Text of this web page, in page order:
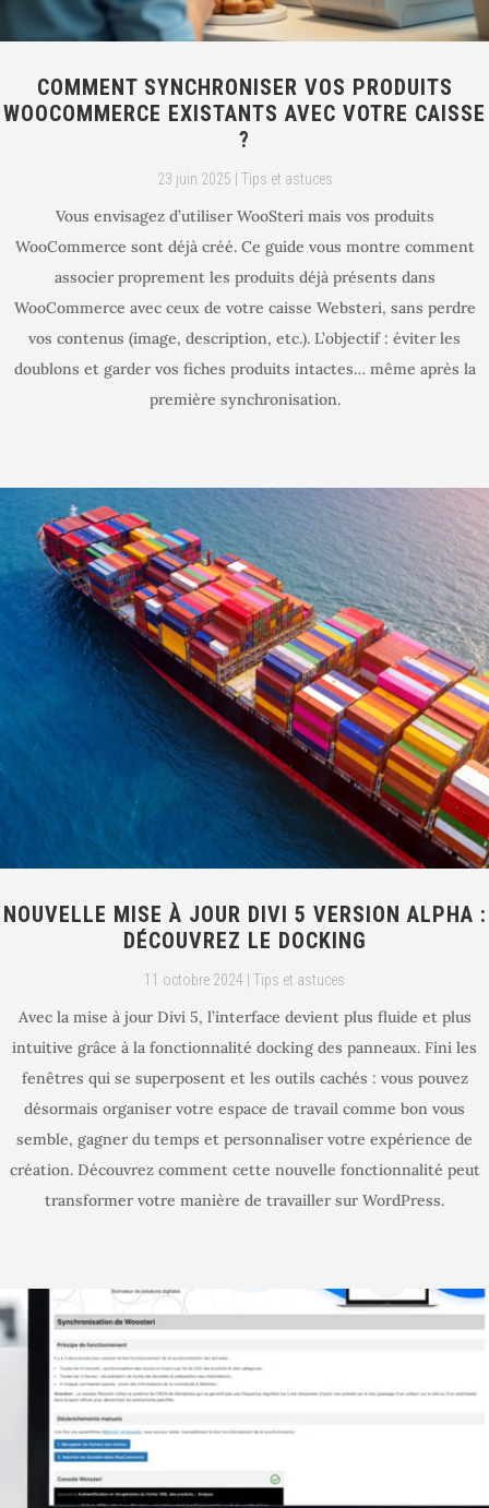
COMMENT SYNCHRONISER VOS PRODUITS
WOOCOMMERCE EXISTANTS AVEC VOTRE CAISSE
?
23 juin 2025 Tips et astuces
Vous envisagez d’utiliser WooSteri mais vos produits
WooCommerce sont déjà créé. Ce guide vous montre comment
associer proprement les produits déjà présents dans
WooCommerce avec ceux de votre caisse Websteri, sans perdre
vos contenus (image, description, etc.). L’objectif : éviter les
doublons et garder vos fiches produits intactes… même après la
première synchronisation.
NOUVELLE MISE À JOUR DIVI 5 VERSION ALPHA :
DÉCOUVREZ LE DOCKING
11 octobre 2024 Tips et astuces
Avec la mise à jour Divi 5, l’interface devient plus fluide et plus
intuitive grâce à la fonctionnalité docking des panneaux. Fini les
fenêtres qui se superposent et les outils cachés : vous pouvez
désormais organiser votre espace de travail comme bon vous
semble, gagner du temps et personnaliser votre expérience de
création. Découvrez comment cette nouvelle fonctionnalité peut
transformer votre manière de travailler sur WordPress.